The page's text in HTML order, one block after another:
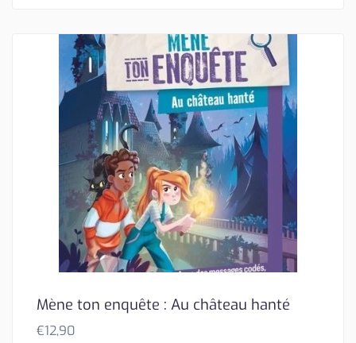
Mène ton enquête : Au château hanté
€12,90